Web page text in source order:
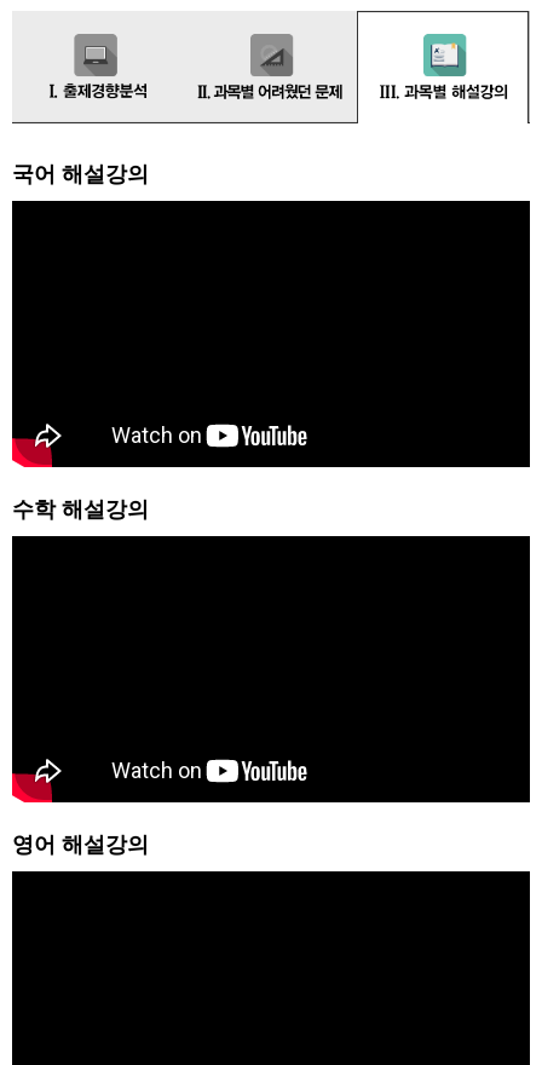
국어 해설강의
수학 해설강의
영어 해설강의